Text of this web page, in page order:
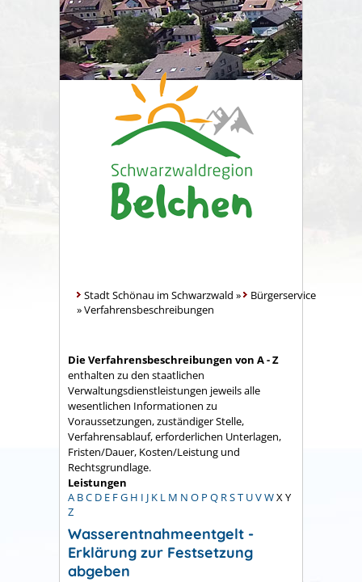
Stadt Schönau im Schwarzwald »
Bürgerservice
»Verfahrensbeschreibungen
Die Verfahrensbeschreibungen von A - Z
enthalten zu den staatlichen
Verwaltungsdienstleistungen jeweils alle
wesentlichen Informationen zu
Voraussetzungen, zuständiger Stelle,
Verfahrensablauf, erforderlichen Unterlagen,
Fristen/Dauer, Kosten/Leistung und
Rechtsgrundlage.
Leistungen
A BC D E FG H I J K L M N O P Q RST UVWX Y
Z
Wasserentnahmeentgelt -
Erklärung zur Festsetzung
abgeben